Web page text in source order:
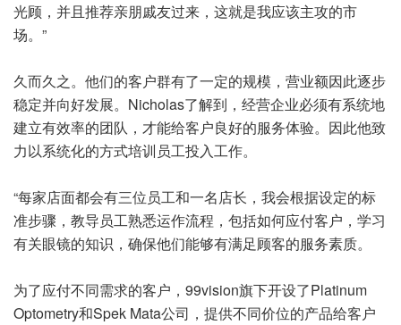
光顾，并且推荐亲朋戚友过来，这就是我应该主攻的市
场。”
久而久之。他们的客户群有了一定的规模，营业额因此逐步
稳定并向好发展。Nicholas了解到，经营企业必须有系统地
建立有效率的团队，才能给客户良好的服务体验。因此他致
力以系统化的方式培训员工投入工作。
“每家店面都会有三位员工和一名店长，我会根据设定的标
准步骤，教导员工熟悉运作流程，包括如何应付客户，学习
有关眼镜的知识，确保他们能够有满足顾客的服务素质。
为了应付不同需求的客户，99vision旗下开设了Platinum
Optometry和Spek Mata公司，提供不同价位的产品给客户